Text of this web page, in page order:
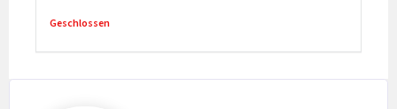
Geschlossen